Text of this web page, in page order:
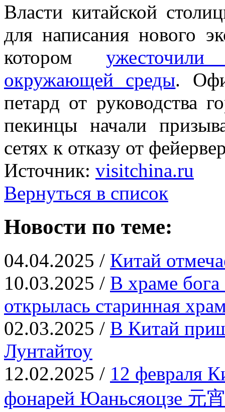
Власти китайской
для написания нового
котором
окружающей среды.
петард от руководства
пекинцы начали
сетях к отказу от
Источник: visitchina.ru
Вернуться в список
Новости по теме:
04.04.2025 / Китай
10.03.2025 / В храме
открылась старинная
02.03.2025 / В Китай
Лунтайтоу
12.02.2025 / 12 февраля
фонарей Юаньсяоцзе 元